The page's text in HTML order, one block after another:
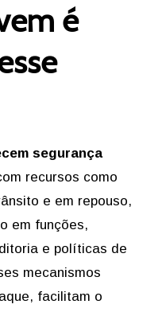
é
segurança
recursos como
e em repouso,
em funções,
e políticas de
mecanismos
facilitam o